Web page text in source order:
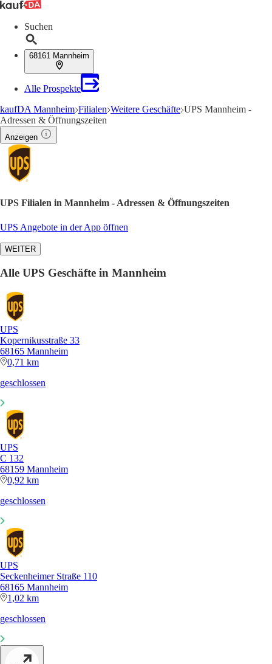
Suchen
68161 Mannheim
Alle Prospekte
kaufDA Mannheim Filialen Weitere Geschäfte UPS Mannheim -
Adressen & Öffnungszeiten
Anzeigen
UPS Filialen in Mannheim - Adressen & Öffnungszeiten
UPS Angebote in der App öffnen
WEITER
Alle UPS Geschäfte in Mannheim
UPS
Kopernikusstraße 33
68165 Mannheim
0,71 km
geschlossen
UPS
C 132
68159 Mannheim
0,92 km
geschlossen
UPS
Seckenheimer Straße 110
68165 Mannheim
1,02 km
geschlossen